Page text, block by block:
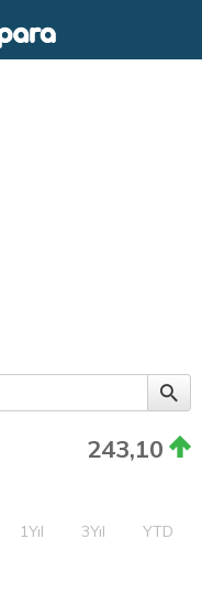
243,10
1Yıl 3Yıl YTD